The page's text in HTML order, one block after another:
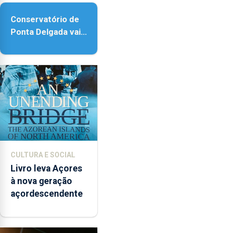
Conservatório de
Ponta Delgada vai
instrumentos
CULTURA E SOCIAL
Livro leva Açores
à nova geração
açordescendente